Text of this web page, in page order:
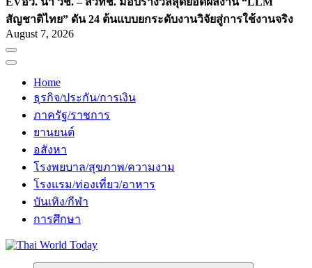
สัญชาติไทย” ดัน 24 ต้นแบบยกระดับงานวิจัยสู่การใช้งานจริง
August 7, 2026
Home
ธุรกิจ/ประกัน/การเงิน
ภาครัฐ/ราชการ
ยานยนต์
อสังหา
โรงพยบาล/สุขภาพ/ความงาม
โรงแรม/ท่องเที่ยว/อาหาร
บันเทิง/กีฬา
การศึกษา